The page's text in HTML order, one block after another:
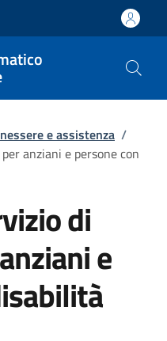
e assistenza /
anziani e persone con
di
e